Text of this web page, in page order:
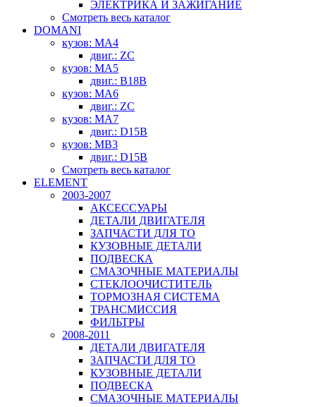
ЭЛЕКТРИКА И ЗАЖИГАНИЕ
Смотреть весь каталог
DOMANI
кузов: MA4
двиг.: ZC
кузов: MA5
двиг.: B18B
кузов: MA6
двиг.: ZC
кузов: MA7
двиг.: D15B
кузов: MB3
двиг.: D15B
Смотреть весь каталог
ELEMENT
2003-2007
АКСЕССУАРЫ
ДЕТАЛИ ДВИГАТЕЛЯ
ЗАПЧАСТИ ДЛЯ ТО
КУЗОВНЫЕ ДЕТАЛИ
ПОДВЕСКА
СМАЗОЧНЫЕ МАТЕРИАЛЫ
СТЕКЛООЧИСТИТЕЛЬ
ТОРМОЗНАЯ СИСТЕМА
ТРАНСМИССИЯ
ФИЛЬТРЫ
2008-2011
ДЕТАЛИ ДВИГАТЕЛЯ
ЗАПЧАСТИ ДЛЯ ТО
КУЗОВНЫЕ ДЕТАЛИ
ПОДВЕСКА
СМАЗОЧНЫЕ МАТЕРИАЛЫ